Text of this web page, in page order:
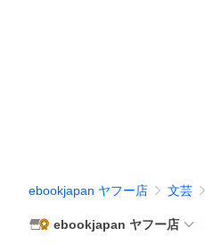
ebookjapan ヤフー店 文芸
ebookjapan ヤフー店